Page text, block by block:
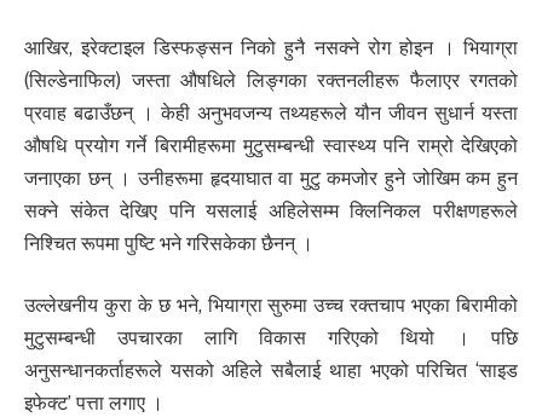
आखिर, इरेक्टाइल डिस्फङ्सन निको हुनै नसक्ने रोग होइन । भियाग्रा
(सिल्डेनाफिल) जस्ता औषधिले लिङ्गका रक्तनलीहरू फैलाएर रगतको
प्रवाह बढाउँछन् । केही अनुभवजन्य तथ्यहरूले यौन जीवन सुधार्न यस्ता
औषधि प्रयोग गर्ने बिरामीहरूमा मुटुसम्बन्धी स्वास्थ्य पनि राम्रो देखिएको
जनाएका छन् । उनीहरूमा हृदयाघात वा मुटु कमजोर हुने जोखिम कम हुन
सक्ने संकेत देखिए पनि यसलाई अहिलेसम्म क्लिनिकल परीक्षणहरूले
निश्चित रूपमा पुष्टि भने गरिसकेका छैनन् ।
उल्लेखनीय कुरा के छ भने, भियाग्रा सुरुमा उच्च रक्तचाप भएका बिरामीको
मुटुसम्बन्धी उपचारका लागि विकास गरिएको थियो । पछि
अनुसन्धानकर्ताहरूले यसको अहिले सबैलाई थाहा भएको परिचित ‘साइड
इफेक्ट’ पत्ता लगाए ।